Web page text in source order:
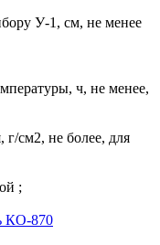
У-1, см, не менее
ч, не менее,
см2, не более, для
;
КО-870